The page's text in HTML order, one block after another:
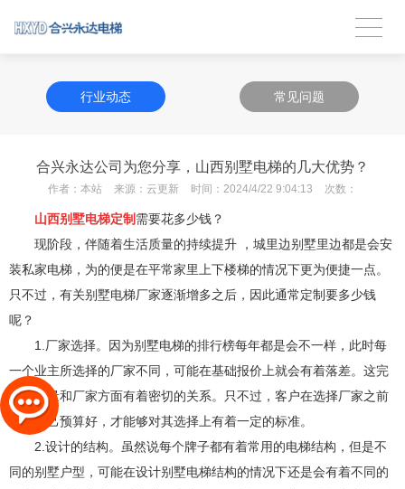
行业动态 常见问题
合兴永达公司为您分享，山西别墅电梯的几大优势？
作者： 本站 来源： 云更新 时间： 2024/4/22 9:04:13 次数：
山西别墅电梯定制 需要花多少钱？
现阶段，伴随着生活质量的持续提升 ，城里边别墅里边都是会安
装私家电梯，为的便是在平常家里上下楼梯的情况下更为便捷一点。
只不过，有关别墅电梯厂家逐渐增多之后，因此通常定制要多少钱
呢？
1.厂家选择。因为别墅电梯的排行榜每年都是会不一样，此时每
一个业主所选择的厂家不同，可能在基础报价上就会有着落差。这完
全与质量和厂家方面有着密切的关系。只不过，客户在选择厂家之前
应当自己预算好，才能够对其选择上有着一定的标准。
2.设计的结构。虽然说每个牌子都有着常用的电梯结构，但是不
同的别墅户型，可能在设计别墅电梯结构的情况下还是会有着不同的